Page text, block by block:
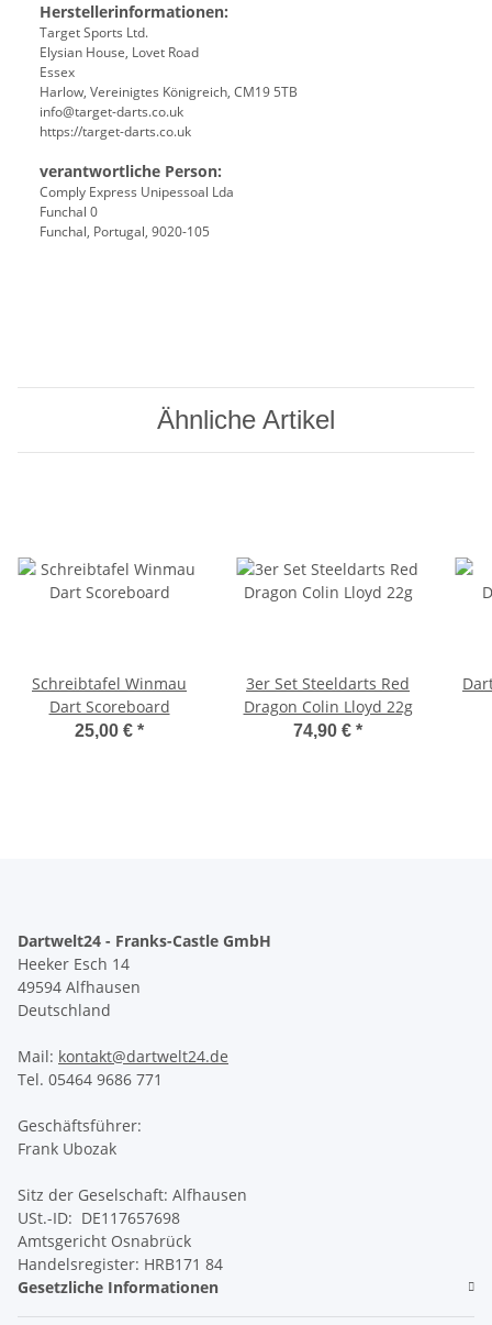
Herstellerinformationen:
Target Sports Ltd.
Elysian House, Lovet Road
Essex
Harlow, Vereinigtes Königreich, CM19 5TB
info@target-darts.co.uk
https://target-darts.co.uk
verantwortliche Person:
Comply Express Unipessoal Lda
Funchal 0
Funchal, Portugal, 9020-105
Ähnliche Artikel
Schreibtafel Winmau
Dart Scoreboard
25,00 € *
3er Set Steeldarts Red
Dragon Colin Lloyd 22g
74,90 € *
Dartwelt24 - Franks-Castle GmbH
Heeker Esch 14
49594 Alfhausen
Deutschland
Mail: kontakt@dartwelt24.de
Tel. 05464 9686 771
Geschäftsführer:
Frank Ubozak
Sitz der Geselschaft: Alfhausen
USt.-ID: DE117657698
Amtsgericht Osnabrück
Handelsregister: HRB171 84
Gesetzliche Informationen